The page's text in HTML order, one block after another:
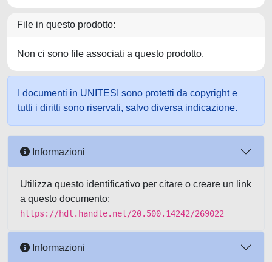
File in questo prodotto:
Non ci sono file associati a questo prodotto.
I documenti in UNITESI sono protetti da copyright e
tutti i diritti sono riservati, salvo diversa indicazione.
Informazioni
Utilizza questo identificativo per citare o creare un link
a questo documento:
https://hdl.handle.net/20.500.14242/269022
Informazioni